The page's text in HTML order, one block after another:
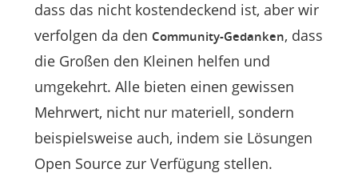
dass das nicht kostendeckend ist, aber wir
verfolgen da den Community-Gedanken, dass
die Großen den Kleinen helfen und
umgekehrt. Alle bieten einen gewissen
Mehrwert, nicht nur materiell, sondern
beispielsweise auch, indem sie Lösungen
Open Source zur Verfügung stellen.